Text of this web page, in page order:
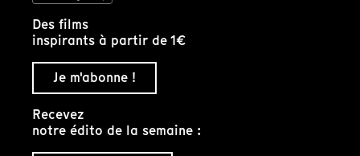
Des films
inspirants à partir de 1€
Je m'abonne !
Recevez
notre édito de la semaine :